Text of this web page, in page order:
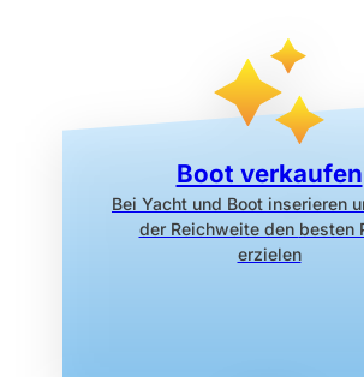
Boot verkaufen
Bei Yacht und Boot inserieren
der Reichweite den besten
erzielen